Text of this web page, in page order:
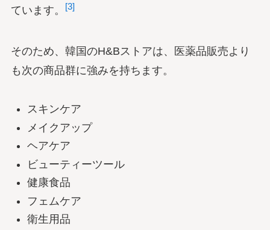
ています。
[3]
そのため、韓国のH&Bストアは、医薬品販売より
も次の商品群に強みを持ちます。
スキンケア
メイクアップ
ヘアケア
ビューティーツール
健康食品
フェムケア
衛生用品